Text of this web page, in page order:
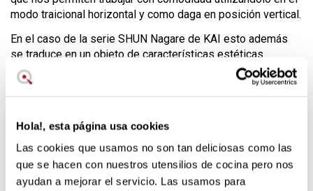
Hola!, esta página usa cookies
Las cookies que usamos no son tan deliciosas como las
que se hacen con nuestros utensilios de cocina pero nos
ayudan a mejorar el servicio. Las usamos para
modo traicional horizontal y como daga en posición vertical.
En el caso de la serie SHUN Nagare de KAI esto además
se traduce en un objeto de características estéticas
verdaderamente fuera de lo común que causan verdadera
valoración estética dotando todas las cualidades premium